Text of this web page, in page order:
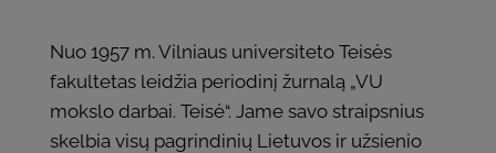
Nuo 1957 m. Vilniaus universiteto Teisės
fakultetas leidžia periodinį žurnalą „VU
mokslo darbai. Teisė“. Jame savo straipsnius
skelbia visų pagrindinių Lietuvos ir užsienio